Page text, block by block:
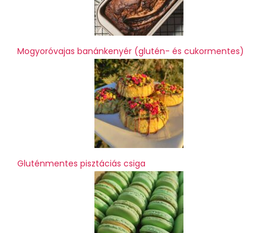
Mogyoróvajas banánkenyér (glutén- és cukormentes)
Gluténmentes pisztáciás csiga